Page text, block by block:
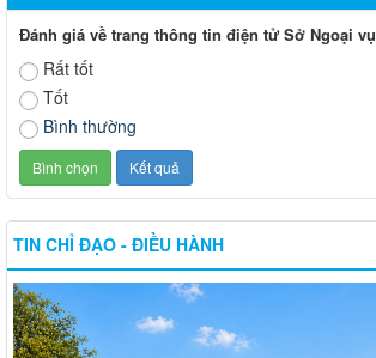
Đánh giá về trang thông tin điện tử Sở Ngoại vụ
Rất tốt
Tốt
Bình thường
TIN CHỈ ĐẠO - ĐIỀU HÀNH